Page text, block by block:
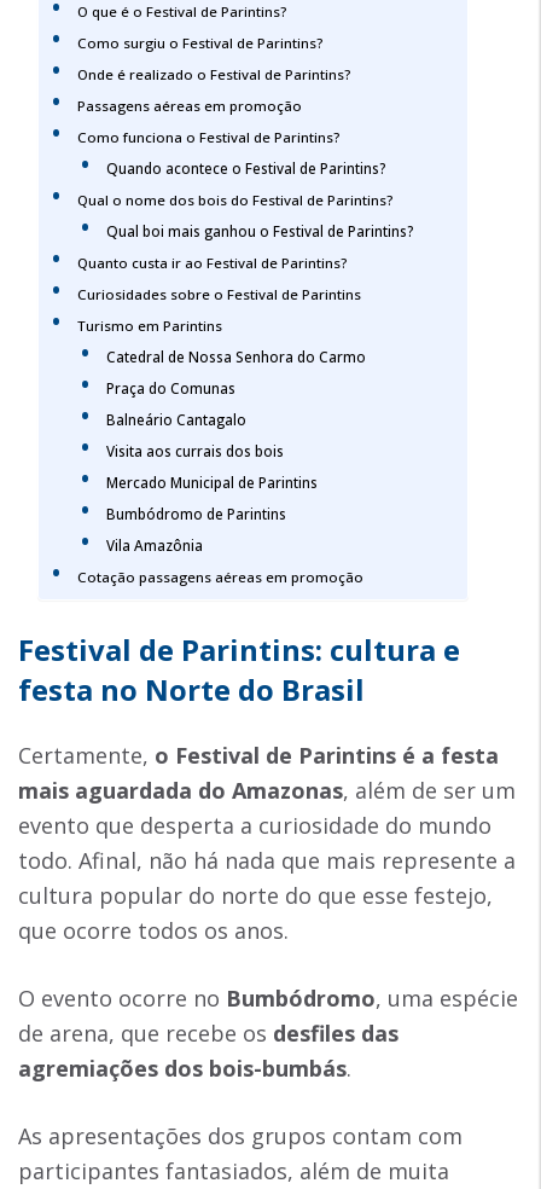
O que é o Festival de Parintins?
Como surgiu o Festival de Parintins?
Onde é realizado o Festival de Parintins?
Passagens aéreas em promoção
Como funciona o Festival de Parintins?
Quando acontece o Festival de Parintins?
Qual o nome dos bois do Festival de Parintins?
Qual boi mais ganhou o Festival de Parintins?
Quanto custa ir ao Festival de Parintins?
Curiosidades sobre o Festival de Parintins
Turismo em Parintins
Catedral de Nossa Senhora do Carmo
Praça do Comunas
Balneário Cantagalo
Visita aos currais dos bois
Mercado Municipal de Parintins
Bumbódromo de Parintins
Vila Amazônia
Cotação passagens aéreas em promoção
Festival de Parintins: cultura e
festa no Norte do Brasil
Certamente, o Festival de Parintins é a festa
mais aguardada do Amazonas, além de ser um
evento que desperta a curiosidade do mundo
todo. Afinal, não há nada que mais represente a
cultura popular do norte do que esse festejo,
que ocorre todos os anos.
O evento ocorre no Bumbódromo, uma espécie
de arena, que recebe os desfiles das
agremiações dos bois-bumbás.
As apresentações dos grupos contam com
participantes fantasiados, além de muita